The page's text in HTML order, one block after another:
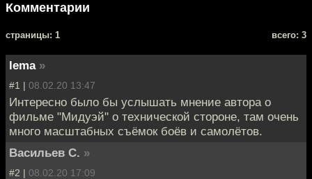
Комментарии
cтраницы: 1 всего: 3
lema »
#1 | 08.02.20 13:47
Интересно было бы услышать мнение автора о
фильме "Мидуэй" о технической стороне, там очень
много масштабных съёмок боёв и самолётов.
Васильев С. »
#2 | 08.02.20 17:09